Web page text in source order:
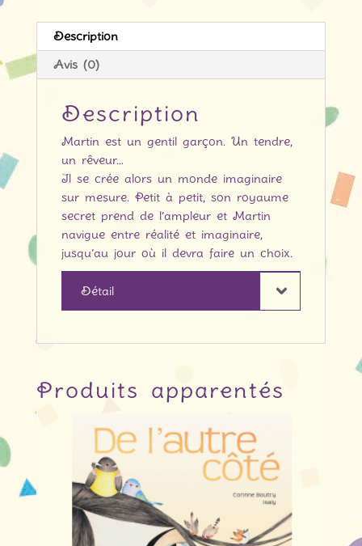
Description
Avis (0)
Description
Martin est un gentil garçon. Un tendre,
un rêveur…
Il se crée alors un monde imaginaire
sur mesure. Petit à petit, son royaume
secret prend de l’ampleur et Martin
navigue entre réalité et imaginaire,
jusqu’au jour où il devra faire un choix.
Détail
Produits apparentés